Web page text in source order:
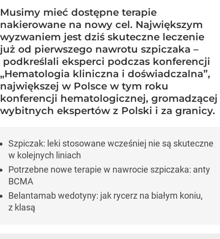
Musimy mieć dostępne terapie
nakierowane na nowy cel. Największym
wyzwaniem jest dziś skuteczne leczenie
już od pierwszego nawrotu szpiczaka –
podkreślali eksperci podczas konferencji
„Hematologia kliniczna i doświadczalna”,
największej w Polsce w tym roku
konferencji hematologicznej, gromadzącej
wybitnych ekspertów z Polski i za granicy.
Szpiczak: leki stosowane wcześniej nie są skuteczne
w kolejnych liniach
Potrzebne nowe terapie w nawrocie szpiczaka: anty
BCMA
Belantamab wedotyny: jak rycerz na białym koniu,
z klasą